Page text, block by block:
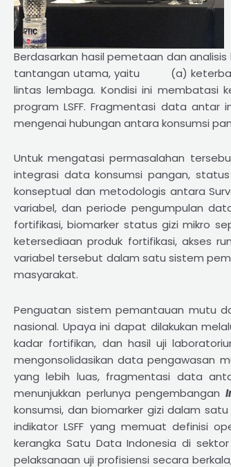
Berdasarkan hasil pemetaan dan
tantangan utama, yaitu (a)
lintas lembaga. Kondisi ini membatasi
program LSFF. Fragmentasi data
mengenai hubungan antara konsumsi
Untuk mengatasi permasalahan
integrasi data konsumsi pangan,
konseptual dan metodologis antara
variabel, dan periode pengumpulan
fortifikasi, biomarker status gizi mikro
ketersediaan produk fortifikasi, akses
variabel tersebut dalam satu sistem
masyarakat.
Penguatan sistem pemantauan mutu
nasional. Upaya ini dapat dilakukan
kadar fortifikan, dan hasil uji
mengonsolidasikan data pengawasan
yang lebih luas, fragmentasi data
menunjukkan perlunya pengembangan
konsumsi, dan biomarker gizi dalam
indikator LSFF yang memuat definisi
kerangka Satu Data Indonesia di
pelaksanaan uji profisiensi secara